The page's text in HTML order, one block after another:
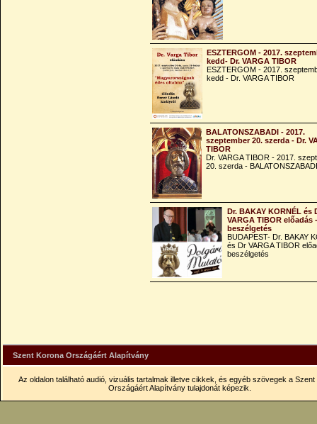
ESZTERGOM - 2017.
kedd- Dr. VARGA TIBOR
ESZTERGOM - 2017.
kedd - Dr. VARGA TIBOR
BALATONSZABADI - 2017.
szeptember 20. szerda - Dr.
TIBOR
Dr. VARGA TIBOR - 2017.
20. szerda - BALATONSZABADI
Dr. BAKAY KORNÉL és
VARGA TIBOR előadás -
beszélgetés
BUDAPEST- Dr. BAKAY
és Dr VARGA TIBOR
beszélgetés
Szent Korona Országáért Alapítvány
Az oldalon található audió, vizuális tartalmak illetve cikkek, és egyéb szövegek a Szent
Országáért Alapítvány tulajdonát képezik.